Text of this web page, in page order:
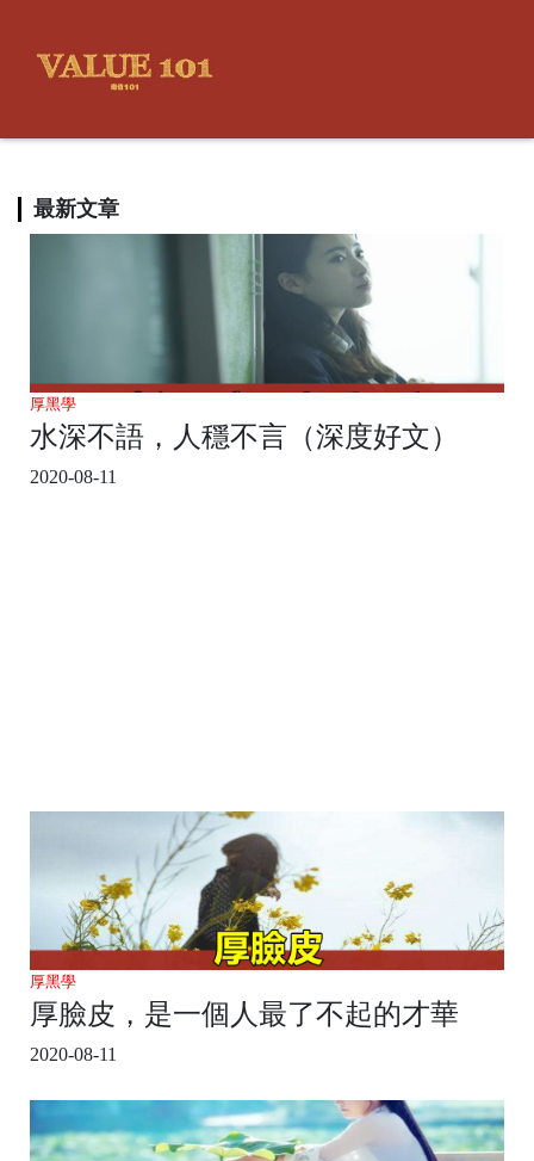
最新文章
厚黑學
水深不語，人穩不言（深度好文）
2020-08-11
厚黑學
厚臉皮，是一個人最了不起的才華
2020-08-11